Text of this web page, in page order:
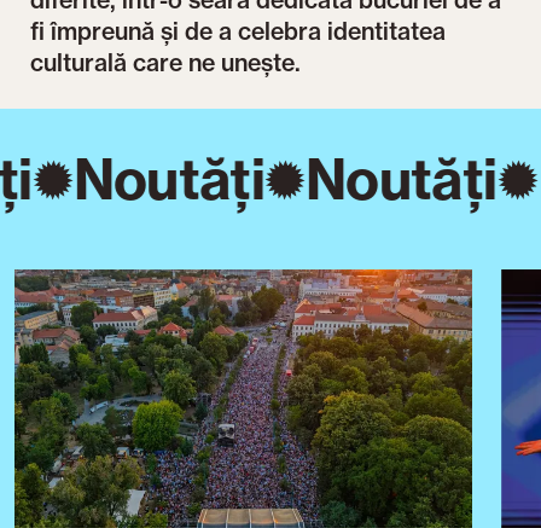
fi împreună și de a celebra identitatea
culturală care ne unește.
Noutăți Noutăți